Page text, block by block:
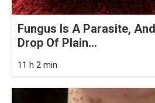
Fungus Is A Parasite,
Drop Of Plain...
11 h 2 min